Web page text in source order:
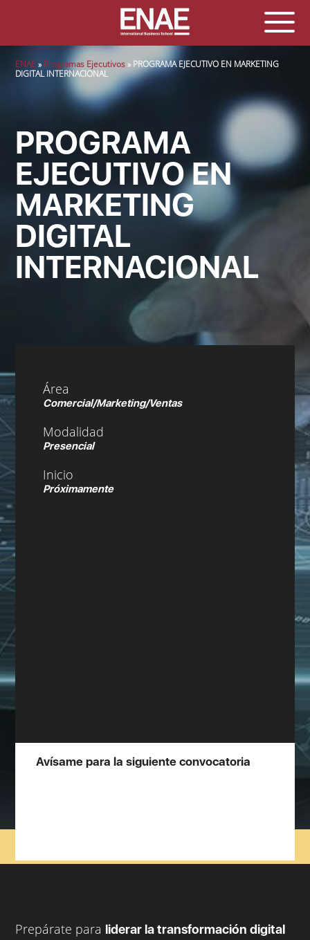
Sobrescribir enlaces de ayuda a la navegación
ENAE Programas Ejecutivos
PROGRAMA EJECUTIVO EN MARKETING
DIGITAL INTERNACIONAL
PROGRAMA
EJECUTIVO EN
MARKETING
DIGITAL
INTERNACIONAL
Área
Comercial/Marketing/Ventas
Modalidad
Presencial
Inicio
Próximamente
Avísame para la siguiente convocatoria
Prepárate para liderar la transformación digital